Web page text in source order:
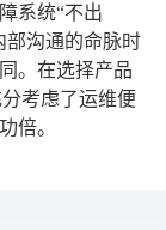
系统“不出
部沟通的命脉时
。在选择产品
考虑了运维便
倍。